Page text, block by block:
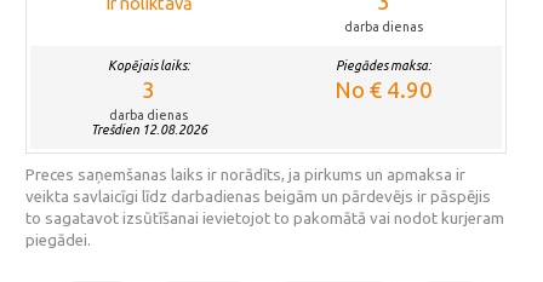
darba dienas
Kopējais laiks:
3
darba dienas
Trešdien 12.08.2026
Piegādes maksa:
No € 4.90
Preces saņemšanas laiks ir norādīts, ja pirkums un apmaksa ir
veikta savlaicīgi līdz darbadienas beigām un pārdevējs ir pāspējis
to sagatavot izsūtīšanai ievietojot to pakomātā vai nodot kurjeram
piegādei.